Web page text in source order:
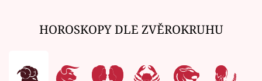
HOROSKOPY DLE ZVĚROKRUHU